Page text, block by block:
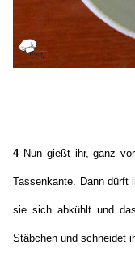
4Nun gießt ihr, ganz
Tassenkante. Dann dürft
sie sich abkühlt und
Stäbchen und schneidet